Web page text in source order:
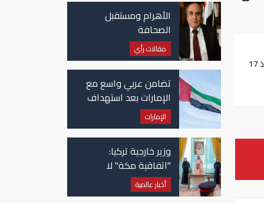
الفرنسي إلى سوريا منذ 17
الأهرام ومستقبل
الصحافة
مقالات رأي
تضامن عربي واسع مع
الإمارات بعد استهداف
ناقلة في مضيق هرمز
الإمارات
وزير خارجية تركيا:
"اتفاقية مكة" لا
تستهدف إيران.. ومصر
قد تنضم إليها
أخبار عالمية